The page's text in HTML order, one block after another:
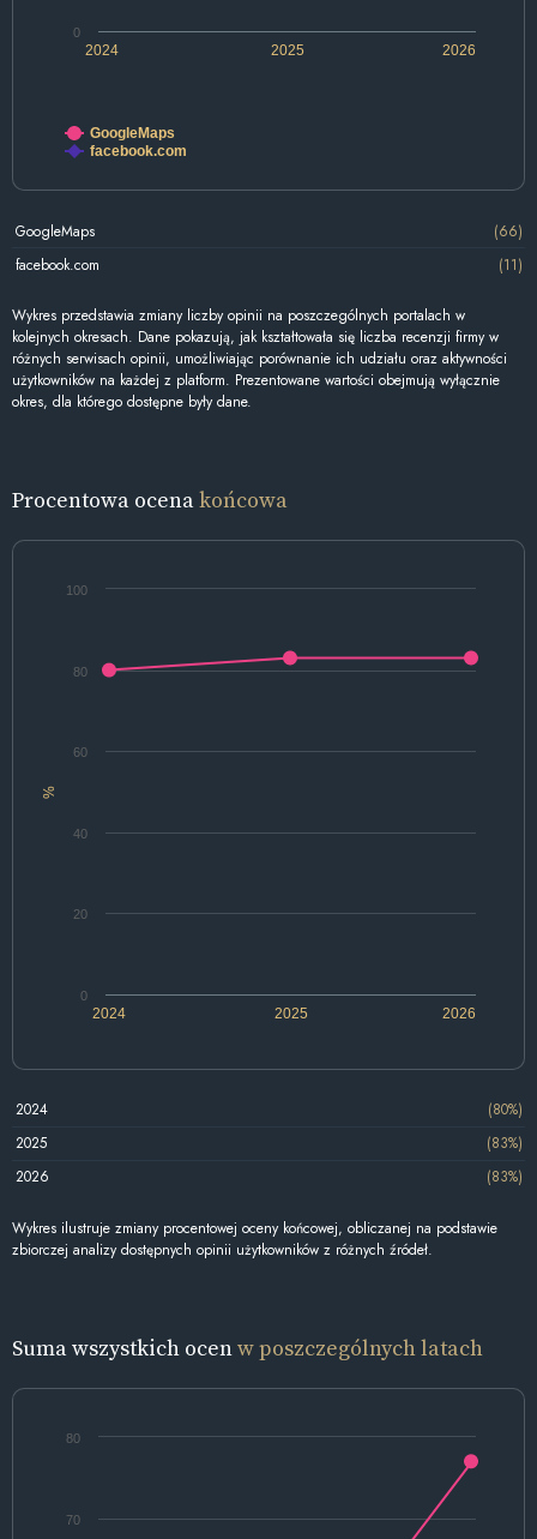
2024 2025 2026
0
GoogleMaps
facebook.com
GoogleMaps
(66)
facebook.com
(11)
Wykres przedstawia zmiany liczby opinii na poszczególnych portalach w
kolejnych okresach. Dane pokazują, jak kształtowała się liczba recenzji firmy w
różnych serwisach opinii, umożliwiając porównanie ich udziału oraz aktywności
użytkowników na każdej z platform. Prezentowane wartości obejmują wyłącznie
okres, dla którego dostępne były dane.
Procentowa ocenakońcowa
%
2024 2025 2026
0
20
40
60
80
100
2024
(80%)
2025
(83%)
2026
(83%)
Wykres ilustruje zmiany procentowej oceny końcowej, obliczanej na podstawie
zbiorczej analizy dostępnych opinii użytkowników z różnych źródeł.
Suma wszystkich ocenw poszczególnych latach
70
80